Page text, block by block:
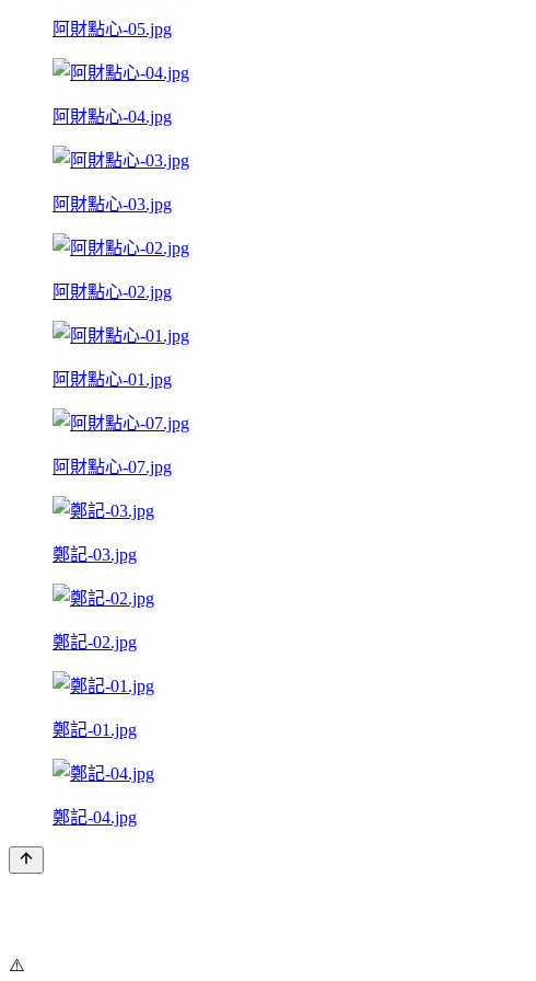
阿財點心-05.jpg
阿財點心-04.jpg
阿財點心-03.jpg
阿財點心-02.jpg
阿財點心-01.jpg
阿財點心-07.jpg
鄭記-03.jpg
鄭記-02.jpg
鄭記-01.jpg
鄭記-04.jpg
⚠️